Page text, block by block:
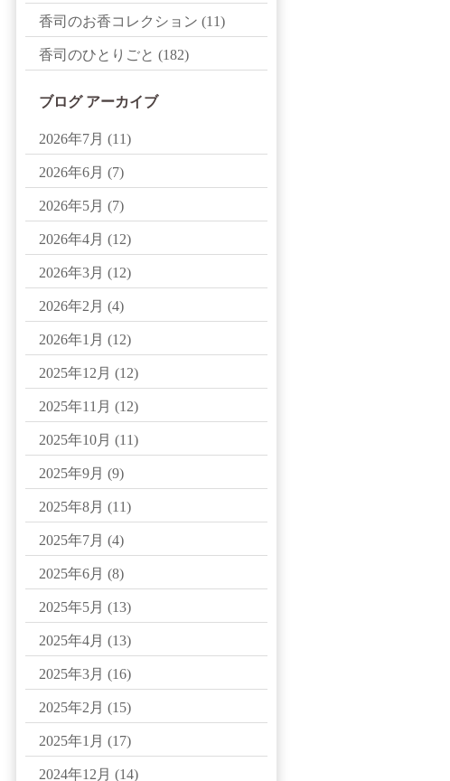
香司のお香コレクション (11)
香司のひとりごと (182)
ブログ アーカイブ
2026年7月 (11)
2026年6月 (7)
2026年5月 (7)
2026年4月 (12)
2026年3月 (12)
2026年2月 (4)
2026年1月 (12)
2025年12月 (12)
2025年11月 (12)
2025年10月 (11)
2025年9月 (9)
2025年8月 (11)
2025年7月 (4)
2025年6月 (8)
2025年5月 (13)
2025年4月 (13)
2025年3月 (16)
2025年2月 (15)
2025年1月 (17)
2024年12月 (14)